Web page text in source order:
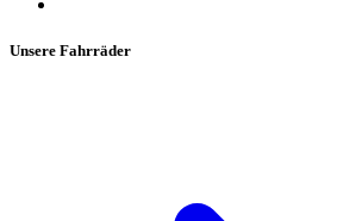
Unsere Fahrräder